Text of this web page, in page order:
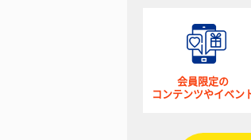
会員限定の
コンテンツやイベン